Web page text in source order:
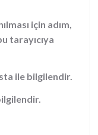
için adım,
tarayıcıya
ile bilgilendir.